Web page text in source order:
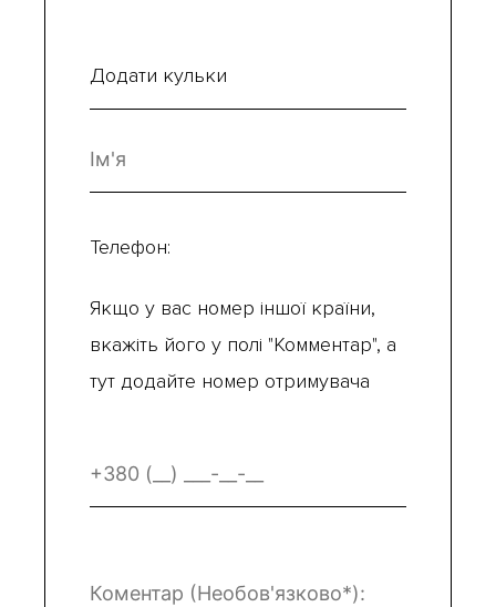
Додати кульки
Телефон:
Якщо у вас номер іншої країни,
вкажіть його у полі "Комментар", а
тут додайте номер отримувача